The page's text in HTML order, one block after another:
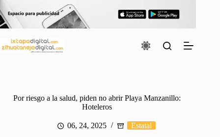
al
contenido
Por riesgo a la salud, piden no abrir Playa Manzanillo:
Hoteleros
06, 24, 2025 Estatal